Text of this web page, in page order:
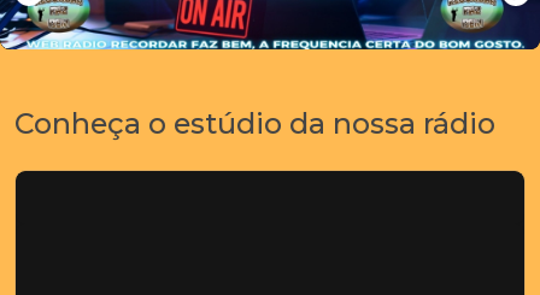
Conheça o estúdio da nossa rádio